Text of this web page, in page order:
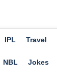
IPL Travel
NBL Jokes